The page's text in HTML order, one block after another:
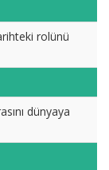
rolünü
dünyaya